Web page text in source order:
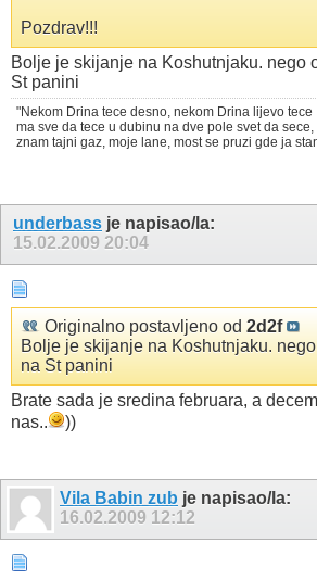
Pozdrav!!!
Bolje je skijanje na Koshutnjaku. nego
St panini
"Nekom Drina tece desno, nekom Drina lijevo tece
ma sve da tece u dubinu na dve pole svet da sece,
znam tajni gaz, moje lane, most se pruzi gde ja
underbass je napisao/la:
15.02.2009 20:04
Originalno postavljeno od 2d2f
Bolje je skijanje na Koshutnjaku.
na St panini
Brate sada je sredina februara, a
nas..
))
Vila Babin zub je napisao/la:
16.02.2009 12:12